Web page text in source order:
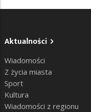
Aktualności
Wiadomości
Z życia miasta
Sport
Kultura
Wiadomości z regionu